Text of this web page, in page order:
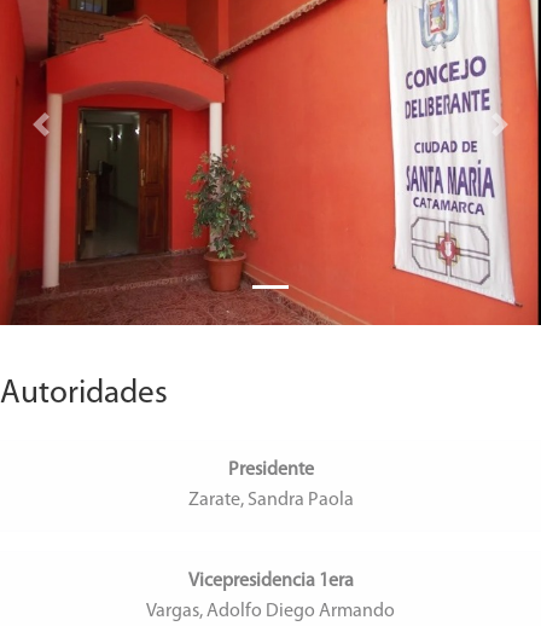
Previous Next
Autoridades
Presidente
Zarate, Sandra Paola
Vicepresidencia 1era
Vargas, Adolfo Diego Armando